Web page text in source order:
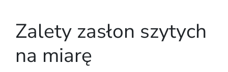
Zalety zasłon szytych
na miarę